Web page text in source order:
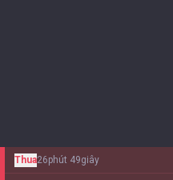
Thua26phút 49giây